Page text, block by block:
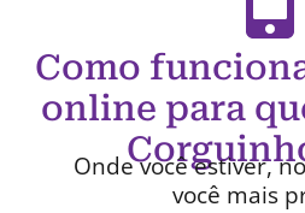
Como
online para
Onde você estiver,
você mais